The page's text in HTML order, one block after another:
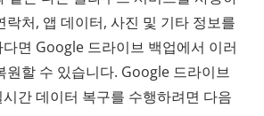
락처, 앱 데이터, 사진 및 기타 정보를
면 Google 드라이브 백업에서 이러
원할 수 있습니다. Google 드라이브
간 데이터 복구를 수행하려면 다음